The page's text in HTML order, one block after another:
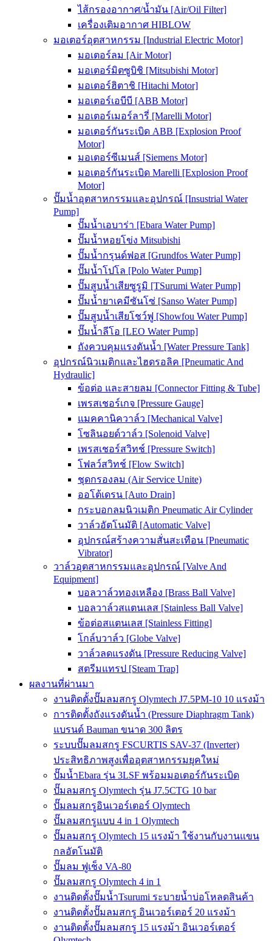
ไส้กรองอากาศ/น้ำมัน [Air/Oil Filter]
เครื่องเติมอากาศ HIBLOW
มอเตอร์อุตสาหกรรม [Industrial Electric Motor]
มอเตอร์ลม [Air Motor]
มอเตอร์มิตซูบิชิ [Mitsubishi Motor]
มอเตอร์ฮิตาชิ [Hitachi Motor]
มอเตอร์เอบีบี [ABB Motor]
มอเตอร์เมอร์ลารี่ [Marelli Motor]
มอเตอร์กันระเบิด ABB [Explosion Proof
Motor]
มอเตอร์ซีเมนส์ [Siemens Motor]
มอเตอร์กันระเบิด Marelli [Explosion Proof
Motor]
ปั๊มน้ำอุตสาหกรรมและอุปกรณ์ [Insustrial Water
Pump]
ปั๊มน้ำเอบาร่า [Ebara Water Pump]
ปั๊มน้ำหอยโข่ง Mitsubishi
ปั๊มน้ำกรุนด์ฟอส [Grundfos Water Pump]
ปั๊มน้ำโปโล [Polo Water Pump]
ปั๊มสูบน้ำเสียซูรูมิ [TSurumi Water Pump]
ปั๊มน้ำยาเคมีซันโซ่ [Sanso Water Pump]
ปั๊มสูบน้ำเสียโชว์ฟู [Showfou Water Pump]
ปั๊มน้ำลีโอ [LEO Water Pump]
ถังควบคุมแรงดันน้ำ [Water Pressure Tank]
อุปกรณ์นิวเมติกและไฮดรอลิค [Pneumatic And
Hydraulic]
ข้อต่อ และสายลม [Connector Fitting & Tube]
เพรสเชอร์เกจ [Pressure Gauge]
แมคคานิควาล์ว [Mechanical Valve]
โซลินอยด์วาล์ว [Solenoid Valve]
เพรสเชอร์สวิทช์ [Pressure Switch]
โฟลว์สวิทช์ [Flow Switch]
ชุดกรองลม (Air Service Unite)
ออโต้เดรน [Auto Drain]
กระบอกลมนิวเมติก Pneumatic Air Cylinder
วาล์วอัตโนมัติ [Automatic Valve]
อุปกรณ์สร้างความสั่นสะเทือน [Pneumatic
Vibrator]
วาล์วอุตสาหกรรมและอุปกรณ์ [Valve And
Equipment]
บอลวาล์วทองเหลือง [Brass Ball Valve]
บอลวาล์วสแตนเลส [Stainless Ball Valve]
ข้อต่อสแตนเลส [Stainless Fitting]
โกล์บวาล์ว [Globe Valve]
วาล์วลดแรงดัน [Pressure Reducing Valve]
สตรีมแทรป [Steam Trap]
ผลงานที่ผ่านมา
งานติดตั้งปั๊มลมสกรู Olymtech J7.5PM-10 10 แรงม้า
การติดตั้งถังแรงดันน้ำ (Pressure Diaphragm Tank)
แบรนด์ Bauman ขนาด 300 ลิตร
ระบบปั๊มลมสกรู FSCURTIS SAV-37 (Inverter)
ประสิทธิภาพสูงเพื่ออุตสาหกรรมยุคใหม่
ปั๊มน้ำEbara รุ่น 3LSF พร้อมมอเตอร์กันระเบิด
ปั๊มลมสกรู Olymtech รุ่น J7.5CTG 10 bar
ปั๊มลมสกรูอินเวอร์เตอร์ Olymtech
ปั๊มลมสกรูแบบ 4 in 1 Olymtech
ปั๊มลมสกรู Olymtech 15 แรงม้า ใช้งานกับงานแขน
กลอัตโนมัติ
ปั๊มลม ฟูเช็ง VA-80
ปั๊มลมสกรู Olymtech 4 in 1
งานติดตั้งปั๊มน้ำTsurumi ระบายน้ำบ่อโหลดสินค้า
งานติดตั้งปั๊มลมสกรู อินเวอร์เตอร์ 20 แรงม้า
งานติดตั้งปั๊มลมสกรู 15 แรงม้า อินเวอร์เตอร์